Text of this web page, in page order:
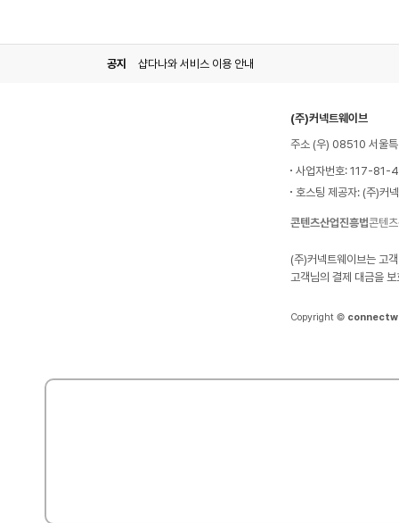
공지 샵다나와 서비스 이용 안내
(주)커넥트웨이브
주소 (우) 08510 서울
사업자번호: 117-81-
호스팅 제공자: (주)커
콘텐츠산업진흥법콘텐
(주)커넥트웨이브는 고
고객님의 결제 대금을
Copyright ©